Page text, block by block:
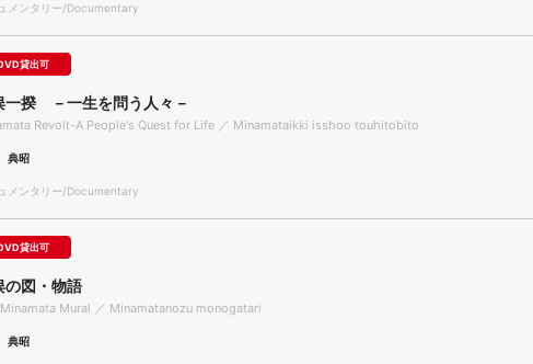
メンタリー/Documentary
貸出可
一揆 －一生を問う人々－
Revolt-A People's Quest for Life ／ Minamataikki isshoo touhitobito
典昭
メンタリー/Documentary
貸出可
の図・物語
Mural ／ Minamatanozu monogatari
典昭